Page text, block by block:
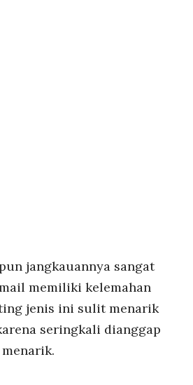
jangkauannya sangat
memiliki kelemahan
jenis ini sulit menarik
seringkali dianggap